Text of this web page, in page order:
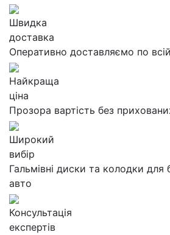
Швидка
доставка
Оперативно доставляємо по всій
Найкраща
ціна
Прозора вартість без
Широкий
вибір
Гальмівні диски та колодки для
авто
Консультація
експертів